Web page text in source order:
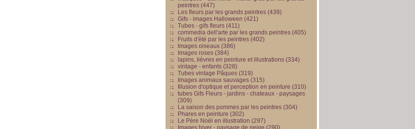
peintres (447)
Les fleurs par les grands peintres (439)
Gifs - images Halloween (421)
Tubes - gifs fleurs (411)
commedia dell'arte par les grands peintres (405)
Fruits d'été par les peintres (402)
Images oiseaux (386)
Images roses (384)
lapins, lièvres en peinture et illustrations (334)
vintage - enfants (328)
Tubes vintage Pâques (319)
Images animaux sauvages (315)
Illusion d'optique et perception en peinture (310)
tubes Gifs Fleurs - jardins - chateaux - paysages
(309)
La saison des pommes par les peintres (304)
Phares en peinture (302)
Le Père Noël en illustration (297)
Images hiver - paysage de neige (290)